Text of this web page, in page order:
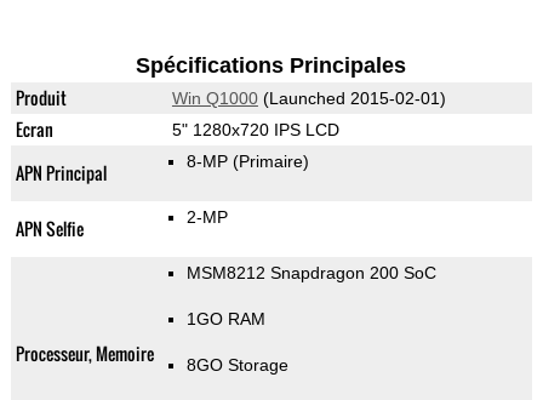
Spécifications Principales
Produit Win Q1000(Launched 2015-02-01)
Ecran 5" 1280x720 IPS LCD
APN Principal 8-MP (Primaire)
APN Selfie 2-MP
Processeur, Memoire
MSM8212 Snapdragon 200 SoC
1GO RAM
8GO Storage